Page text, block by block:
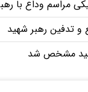
مراسم وداع با
و تدفین رهبر شهید
مشخص شد